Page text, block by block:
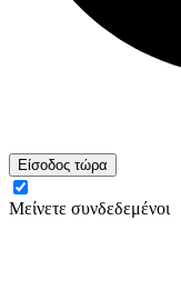
Είσοδος τώρα
Μείνετε συνδεδεμένοι